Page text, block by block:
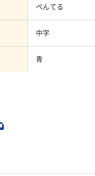
ぺんてる
中字
青